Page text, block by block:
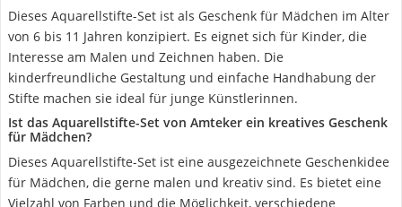
Dieses Aquarellstifte-Set ist als Geschenk für Mädchen im Alter
von 6 bis 11 Jahren konzipiert. Es eignet sich für Kinder, die
Interesse am Malen und Zeichnen haben. Die
kinderfreundliche Gestaltung und einfache Handhabung der
Stifte machen sie ideal für junge Künstlerinnen.
Ist das Aquarellstifte-Set von Amteker ein kreatives Geschenk
für Mädchen?
Dieses Aquarellstifte-Set ist eine ausgezeichnete Geschenkidee
für Mädchen, die gerne malen und kreativ sind. Es bietet eine
Vielzahl von Farben und die Möglichkeit, verschiedene